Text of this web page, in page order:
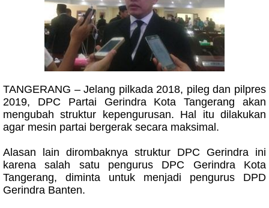
TANGERANG – Jelang pilkada 2018, pileg dan pilpres
2019, DPC Partai Gerindra Kota Tangerang akan
mengubah struktur kepengurusan. Hal itu dilakukan
agar mesin partai bergerak secara maksimal.
Alasan lain dirombaknya struktur DPC Gerindra ini
karena salah satu pengurus DPC Gerindra Kota
Tangerang, diminta untuk menjadi pengurus DPD
Gerindra Banten.